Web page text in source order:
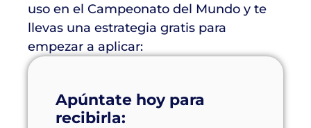
uso en el Campeonato del Mundo y te
llevas una estrategia gratis para
empezar a aplicar:
Apúntate hoy para
recibirla: